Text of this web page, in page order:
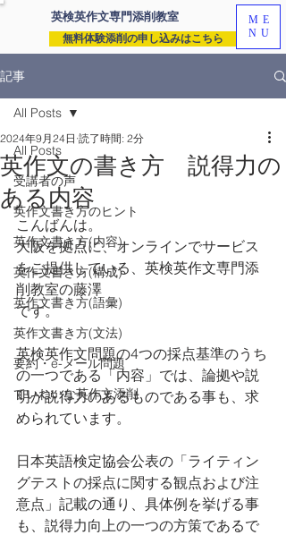
英検英作文専門添削教室
無料体験添削の申し込みはこちら
ME
NU
記事
All Posts
受講者の声
英作文書き方のヒント
英作文書き方(内容)
英作文書き方(構成)
英作文書き方(語彙)
英作文書き方(文法)
要約・e-メール問題
ていねいな英作文添削
All Posts
英作文の書き方 説得力の
ある内容
2024年9月24日 読了時間: 2分
こんばんは。
大阪を拠点に、オンラインでサービス
をご提供している、英検英作文専門添
削教室の藤澤
です。
英検英作文問題の4つの採点基準のうち
の一つである「内容」では、論拠や説
明が説得力のあるものである事も、求
められています。
日本英語検定協会公表の「ライティン
グテストの採点に関する観点および注
意点」記載の通り、具体例を挙げる事
も、説得力向上の一つの方策であるで